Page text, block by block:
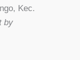
Kec.
by